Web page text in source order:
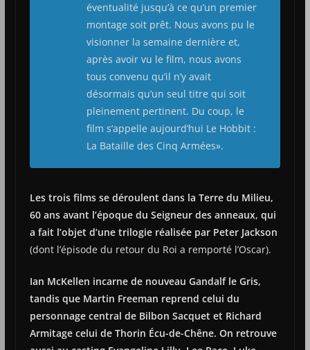
éventualité jusqu’à ce qu’un premier
montage soit prêt. Nous avons pu le
visionner la semaine dernière et,
après avoir vu le film, nous avons
tous convenu qu’il n’y avait
désormais qu’un seul titre qui soit
pleinement pertinent. Du coup, le
film s’appelle aujourd’hui Le Hobbit :
La Bataille des Cinq Armées».
Les trois films se déroulent dans la Terre du Milieu,
60 ans avant l’époque du Seigneur des anneaux, qui
a fait l’objet d’une trilogie réalisée par Peter Jackson
(dont l’épisode du retour du Roi a remporté l’Oscar).
Ian McKellen incarne de nouveau Gandalf le Gris,
tandis que Martin Freeman reprend celui du
personnage central de Bilbon Sacquet et Richard
Armitage celui de Thorin Écu-de-Chêne. On retrouve